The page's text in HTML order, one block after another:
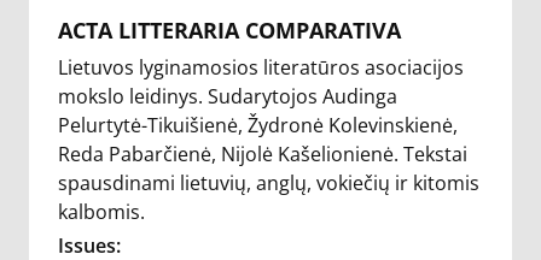
ACTA LITTERARIA COMPARATIVA
Lietuvos lyginamosios literatūros asociacijos
mokslo leidinys. Sudarytojos Audinga
Pelurtytė-Tikuišienė, Žydronė Kolevinskienė,
Reda Pabarčienė, Nijolė Kašelionienė. Tekstai
spausdinami lietuvių, anglų, vokiečių ir kitomis
kalbomis.
Issues: